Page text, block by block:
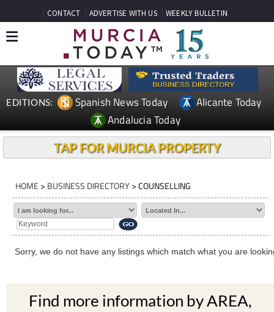
CONTACT ADVERTISE WITH US WEEKLY BULLETIN
EDITIONS: Spanish News Today
Alicante Today
Andalucia Today
TAP FOR MURCIA PROPERTY
HOME > BUSINESS DIRECTORY> COUNSELLING
Sorry, we do not have any listings which match what you are
Find more information by AREA,